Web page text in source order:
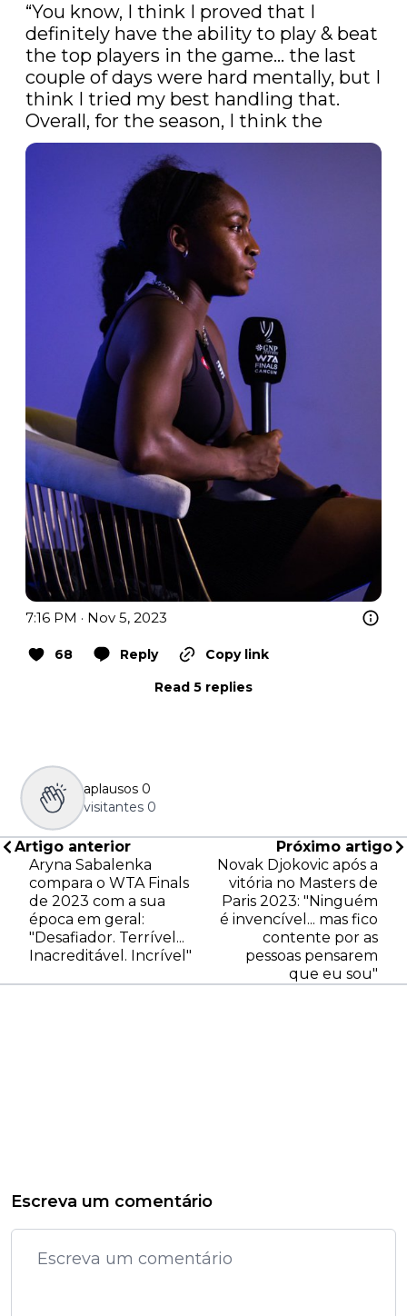
“You know, I think I proved that I
definitely have the ability to play & beat
the top players in the game… the last
couple of days were hard mentally, but I
think I tried my best handling that.
Overall, for the season, I think the
7:16 PM · Nov 5, 2023
68 Reply
Copy link
Read 5 replies
aplausos 0
visitantes 0
Artigo anterior
Aryna Sabalenka
compara o WTA Finals
de 2023 com a sua
época em geral:
"Desafiador. Terrível...
Inacreditável. Incrível"
Próximo artigo
Novak Djokovic após a
vitória no Masters de
Paris 2023: "Ninguém
é invencível... mas fico
contente por as
pessoas pensarem
que eu sou"
Escreva um comentário